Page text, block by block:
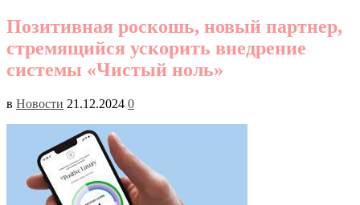
Позитивная роскошь, новый партнер,
стремящийся ускорить внедрение
системы «Чистый ноль»
в Новости 21.12.2024 0